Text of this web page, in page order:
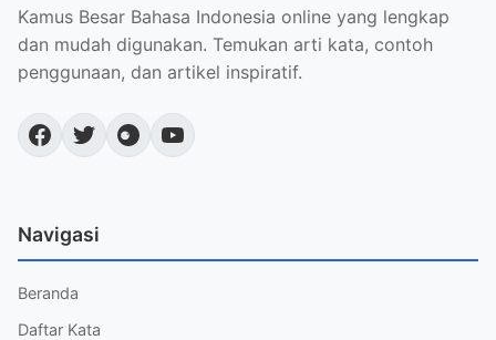
Kamus Besar Bahasa Indonesia online yang lengkap
dan mudah digunakan. Temukan arti kata, contoh
penggunaan, dan artikel inspiratif.
Navigasi
Beranda
Daftar Kata